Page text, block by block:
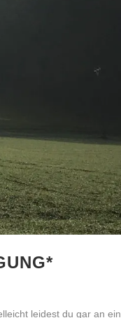
leidest du gar an ein